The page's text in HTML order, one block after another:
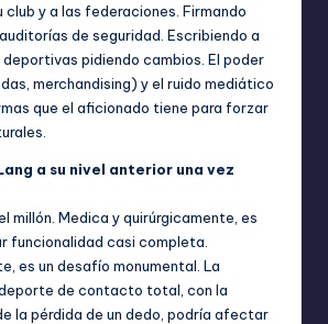
club y a las federaciones. Firmando
de seguridad. Escribiendo a
pidiendo cambios. El poder
merchandising) y el ruido mediático
que el aficionado tiene para forzar
a su nivel anterior una vez
millón. Medica y quirúrgicamente, es
funcionalidad casi completa.
es un desafío monumental. La
de contacto total, con la
la pérdida de un dedo, podría afectar